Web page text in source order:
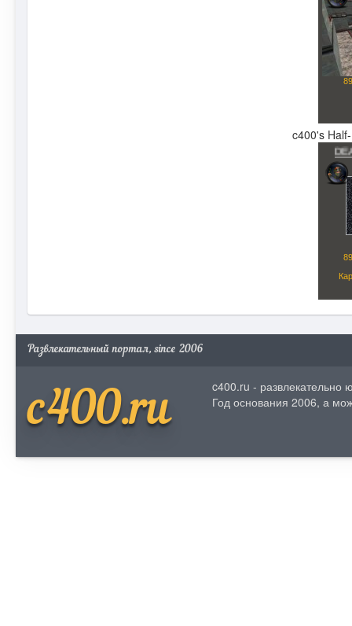
c400's
Развлекательный портал, since 2006
c400.ru
c400.ru - развлекательно
Год основания 2006, а